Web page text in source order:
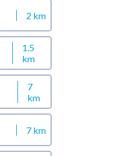
2 km
1.5
km
7
km
7 km